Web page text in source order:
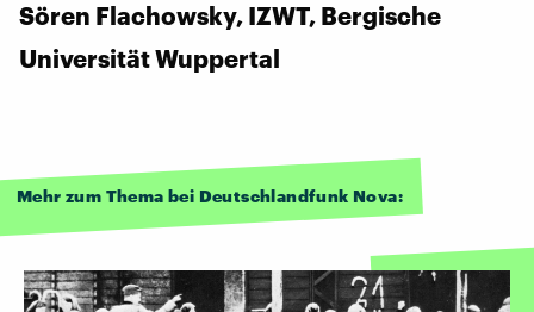
Sören Flachowsky, IZWT, Bergische
Universität Wuppertal
Mehr zum Thema bei Deutschlandfunk Nova: